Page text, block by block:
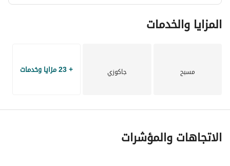
المزايا والخدمات
مسبح جاكوزي + 23 مزايا وخدمات
الاتجاهات والمؤشرات